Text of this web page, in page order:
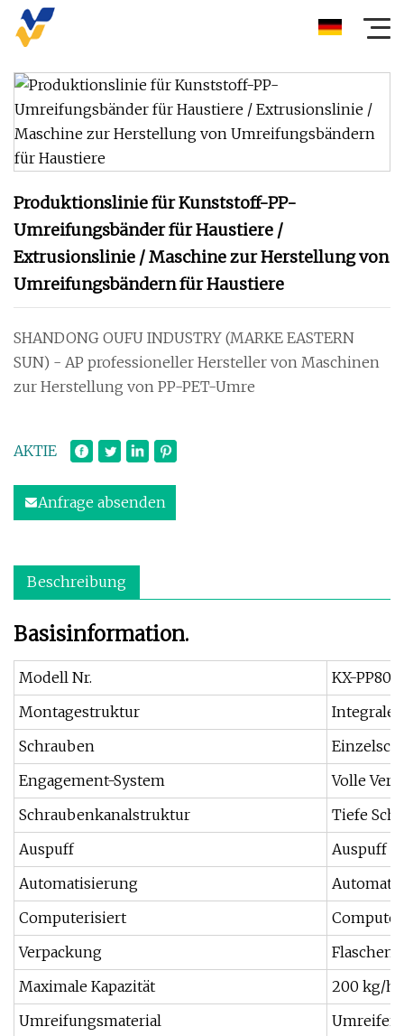
Produktionslinie für Kunststoff-PP-
Umreifungsbänder für Haustiere /
Extrusionslinie / Maschine zur Herstellung von
Umreifungsbändern für Haustiere
SHANDONG OUFU INDUSTRY (MARKE EASTERN
SUN) - AP professioneller Hersteller von Maschinen
zur Herstellung von PP-PET-Umre
AKTIE
Anfrage absenden
Beschreibung
Basisinformation.
Modell Nr.
KX-PP80-
Montagestruktur
Schrauben
Engagement-System
Volle
Schraubenkanalstruktur
Tiefe
Auspuff
Auspuff
Automatisierung
Computerisiert
Verpackung
Flaschen,
Maximale Kapazität
200 kg/h
Umreifungsmaterial
Umreifen